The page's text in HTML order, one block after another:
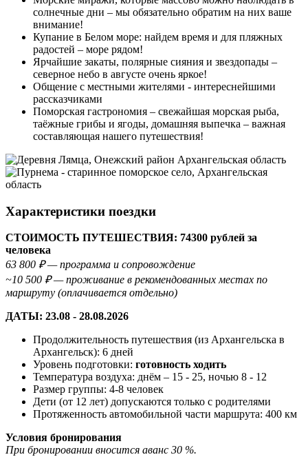
солнечные дни – мы обязательно обратим на них ваше
внимание!
Купание в Белом море: найдем время и для пляжных
радостей – море рядом!
Ярчайшие закаты, полярные сияния и звездопады –
северное небо в августе очень яркое!
Общение с местными жителями - интереснейшими
рассказчиками
Поморская гастрономия – свежайшая морская рыба,
таёжные грибы и ягоды, домашняя выпечка – важная
составляющая нашего путешествия!
Характеристики поездки
СТОИМОСТЬ ПУТЕШЕСТВИЯ: 74300 рублей за
человека
63 800 ₽ — программа и сопровождение
~10 500 ₽ — проживание в рекомендованных местах по
маршруту (оплачивается отдельно)
ДАТЫ: 23.08 - 28.08.2026
Продолжительность путешествия (из Архангельска в
Архангельск): 6 дней
Уровень подготовки: готовность ходить
Температура воздуха: днём – 15 - 25, ночью 8 - 12
Размер группы: 4-8 человек
Дети (от 12 лет) допускаются только с родителями
Протяженность автомобильной части маршрута: 400 км
Условия бронирования
При бронировании вносится аванс 30 %.